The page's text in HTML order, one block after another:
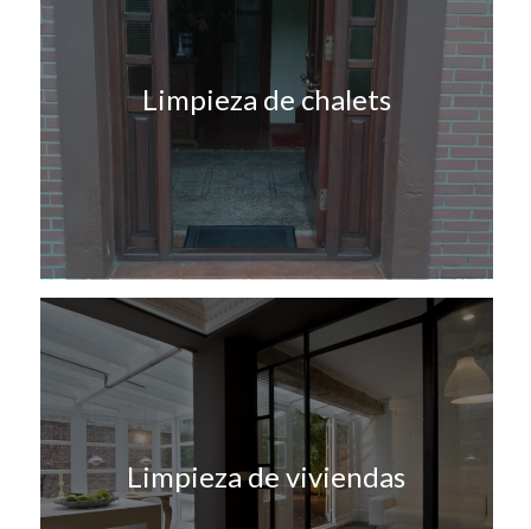
Limpieza de chalets
Limpieza de viviendas